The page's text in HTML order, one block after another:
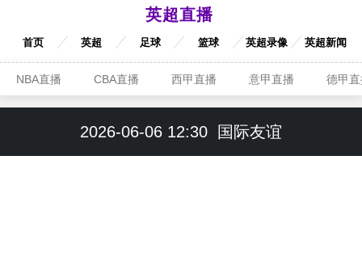
英超直播
首页 英超 足球 篮球 英超录像 英超新闻
NBA直播 CBA直播 西甲直播 意甲直播 德甲
2026-06-06 12:30 国际友谊